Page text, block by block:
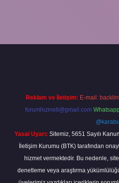
Reklam ve İletişim: E-mail:
forumhizmeti@gmail.com
@karabul
Yasal Uyarı: Sitemiz, 5651 Sayılı
İletişim Kurumu (BTK) tarafından
hizmet vermektedir. Bu nedenle,
denetleme veya araştırma